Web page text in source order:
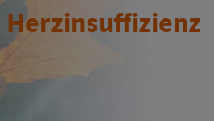
Herzinsuffizienz